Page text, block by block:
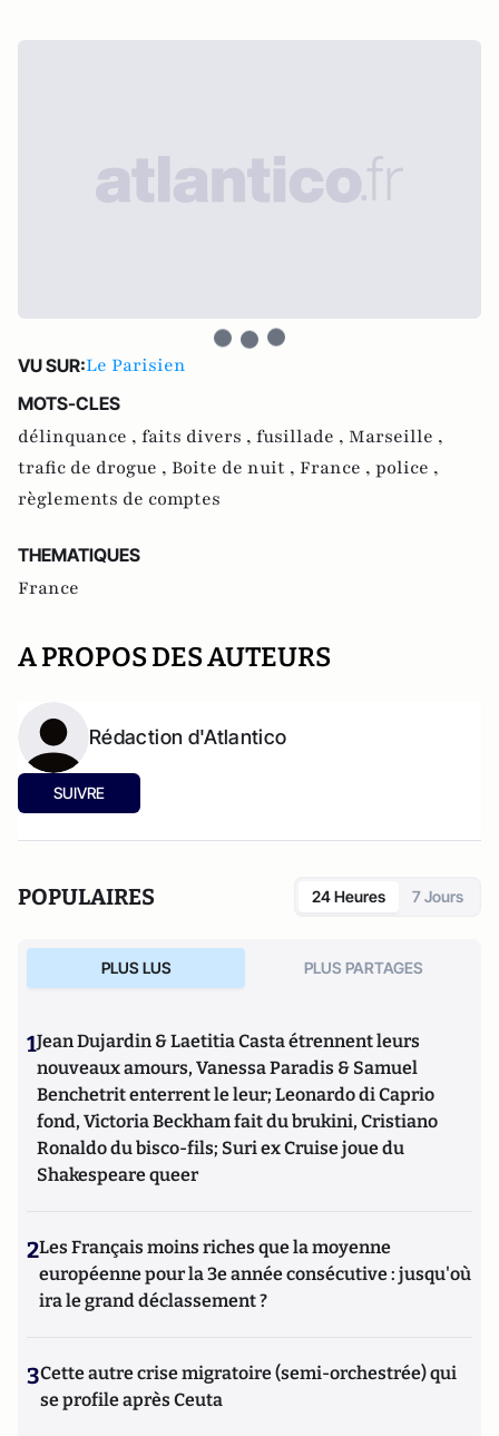
VU SUR:Le Parisien
MOTS-CLES
délinquance , faits divers , fusillade , Marseille ,
trafic de drogue , Boite de nuit , France , police ,
règlements de comptes
THEMATIQUES
France
A PROPOS DES AUTEURS
Rédaction d'Atlantico
SUIVRE
POPULAIRES 24 Heures 7 Jours
PLUS LUS PLUS PARTAGES
1Jean Dujardin & Laetitia Casta étrennent leurs
nouveaux amours, Vanessa Paradis & Samuel
Benchetrit enterrent le leur; Leonardo di Caprio
fond, Victoria Beckham fait du brukini, Cristiano
Ronaldo du bisco-fils; Suri ex Cruise joue du
Shakespeare queer
2Les Français moins riches que la moyenne
européenne pour la 3e année consécutive : jusqu'où
ira le grand déclassement ?
3Cette autre crise migratoire (semi-orchestrée) qui
se profile après Ceuta